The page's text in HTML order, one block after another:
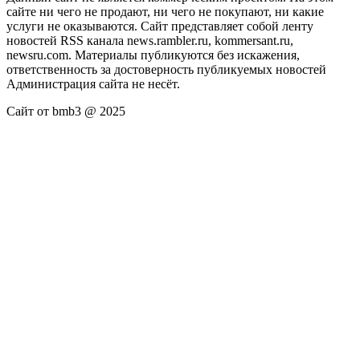
сайте ни чего не продают, ни чего не покупают, ни какие
услуги не оказываются. Сайт представляет собой ленту
новостей RSS канала news.rambler.ru, kommersant.ru,
newsru.com. Материалы публикуются без искажения,
ответственность за достоверность публикуемых новостей
Администрация сайта не несёт.
Сайт от bmb3 @ 2025